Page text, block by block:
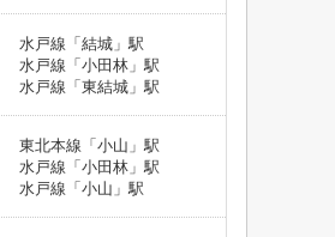
水戸線「結城」駅
水戸線「小田林」駅
水戸線「東結城」駅
東北本線「小山」駅
水戸線「小田林」駅
水戸線「小山」駅